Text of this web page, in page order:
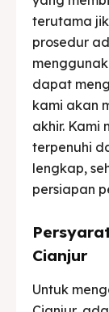
terutama
prosedur
dapat
kami akan
akhir. Kami
terpenuhi
lengkap,
persiapan
Cianjur
Untuk